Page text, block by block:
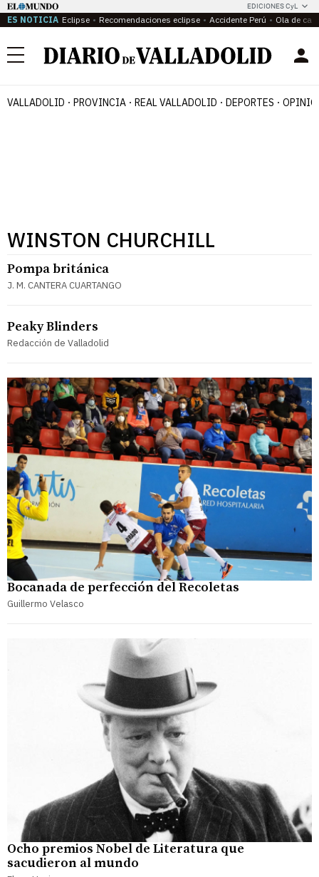
EDICIONES CyL
ES NOTICIA Eclipse Recomendaciones eclipse Accidente Perú Ola de
Menú
VALLADOLID PROVINCIA REAL VALLADOLID DEPORTES
WINSTON CHURCHILL
Pompa británica
J. M. CANTERA CUARTANGO
Peaky Blinders
Redacción de Valladolid
Bocanada de perfección del Recoletas
Guillermo Velasco
Ocho premios Nobel de Literatura que
sacudieron al mundo